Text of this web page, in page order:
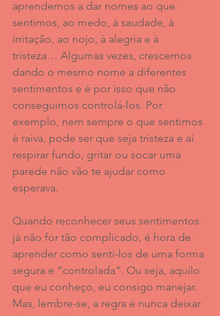
aprendemos a dar nomes ao que
sentimos, ao medo, à saudade, à
irritação, ao nojo, à alegria e à
tristeza… Algumas vezes, crescemos
dando o mesmo nome a diferentes
sentimentos e é por isso que não
conseguimos controlá-los. Por
exemplo, nem sempre o que sentimos
é raiva, pode ser que seja tristeza e aí
respirar fundo, gritar ou socar uma
parede não vão te ajudar como
esperava.
Quando reconhecer seus sentimentos
já não for tão complicado, é hora de
aprender como senti-los de uma forma
segura e “controlada”. Ou seja, aquilo
que eu conheço, eu consigo manejar.
Mas, lembre-se, a regra é nunca deixar